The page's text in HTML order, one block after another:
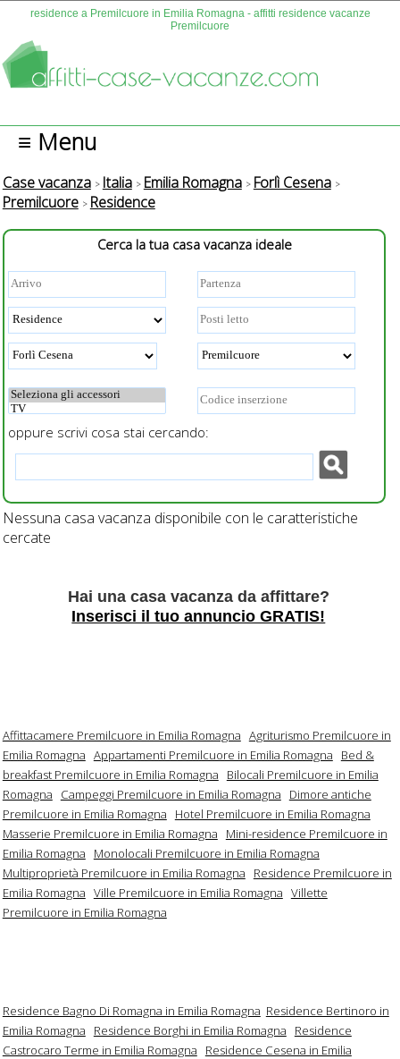
residence a Premilcuore in Emilia Romagna - affitti residence vacanze
Premilcuore
≡ Menu
Case vacanza Italia Emilia Romagna
Forlì Cesena
Premilcuore
Residence
Cerca la tua casa vacanza ideale
oppure scrivi cosa stai cercando:
Nessuna casa vacanza disponibile con le caratteristiche
cercate
Hai una casa vacanza da affittare?
Inserisci il tuo annuncio GRATIS!
Affittacamere Premilcuore in Emilia Romagna Agriturismo Premilcuore in
Emilia Romagna Appartamenti Premilcuore in Emilia Romagna
Bed &
breakfast Premilcuore in Emilia Romagna
Bilocali Premilcuore in Emilia
Romagna
Campeggi Premilcuore in Emilia Romagna
Dimore antiche
Premilcuore in Emilia Romagna
Hotel Premilcuore in Emilia Romagna
Masserie Premilcuore in Emilia Romagna
Mini-residence Premilcuore in
Emilia Romagna
Monolocali Premilcuore in Emilia Romagna
Multiproprietà Premilcuore in Emilia Romagna
Residence Premilcuore in
Emilia Romagna Ville Premilcuore in Emilia Romagna Villette
Premilcuore in Emilia Romagna
Residence Bagno Di Romagna in Emilia Romagna Residence Bertinoro in
Emilia Romagna
Residence Borghi in Emilia Romagna
Residence
Castrocaro Terme in Emilia Romagna
Residence Cesena in Emilia